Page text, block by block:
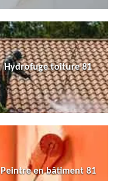
Hydrofuge toiture 81
Peintre en bâtiment 81